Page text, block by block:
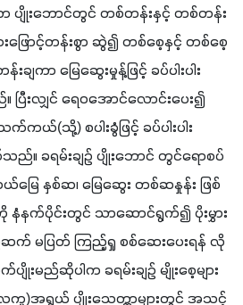
ာ ပျိုးဘောင်တွင် တစ်တန်းနှင့် တစ်တန်း
းဖြောင့်တန်းစွာ ဆွဲ၍ တစ်စေ့နှင့် တစ်စေ့
ချကာ မြေဆွေးမှုန့်ဖြင့် ခပ်ပါးပါး
ြီးလျှင် ရေဝအောင်လောင်းပေး၍
က်ကယ်(သို့) စပါးခွံဖြင့် ခပ်ပါးပါး
။ ခရမ်းချဉ် ပျိုးဘောင် တွင်ရောစပ်
မြေ နှစ်ဆ၊ မြေဆွေး တစ်ဆနှုန်း ဖြစ်
နံနက်ပိုင်းတွင် သာဆောင်ရွက်၍ ပိုးမွှား
ဆက် မပြတ် ကြည့်ရှု စစ်ဆေးပေးရန် လို
းမည်ဆိုပါက ခရမ်းချဉ် မျိုးစေ့များ
က္မ)အရွယ် ပျိုးသေတ္တာများတွင် အသင့်